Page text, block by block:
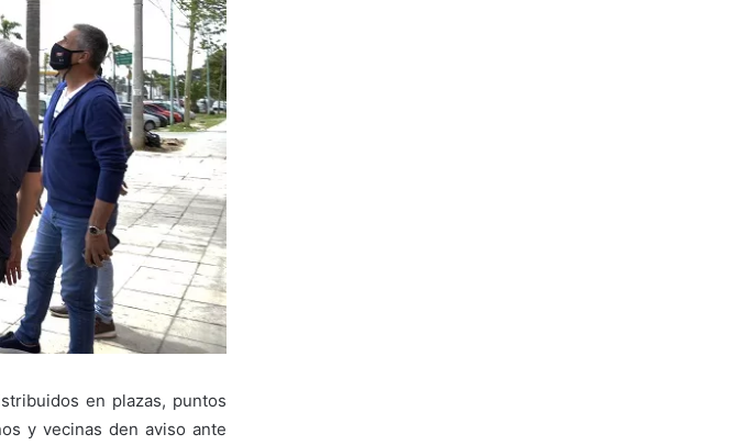
en plazas, puntos
y vecinas den aviso ante